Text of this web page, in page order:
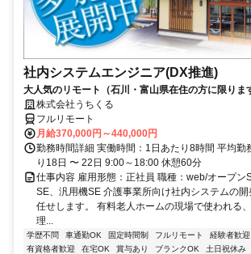
社内システムエンジニア(DX推進)
大人気のリモート（石川・富山県在住の方に限りま
株式会社うちくる
フルリモート
月給370,000円～440,000円
勤務時間詳細 実働時間：1日あたり8時間 平均勤
り18日 〜 22日 9:00～18:00 休憩60分
仕事内容 雇用形態：正社員 職種：web/オープン
SE、汎用機SE 介護事業所向け社内システムの
任せします。 有料老人ホームの現場で使われる
理...
学歴不問 車通勤OK 固定時間制 フルリモート 経験者歓迎
有資格者歓迎
在宅OK 賞与あり ブランクOK 土日祝休み